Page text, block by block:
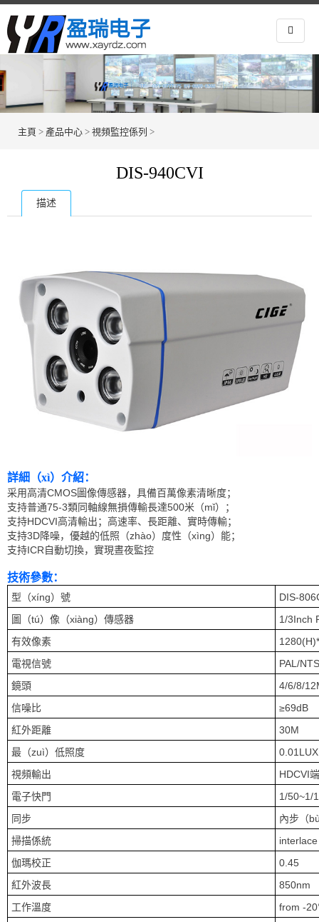
主頁 > 產品中心 > 視頻監控係列 >
DIS-940CVI
描述
詳細（xì）介紹：
采用高清CMOS圖像傳感器，具備百萬像素清晰度；
支持普通75-3類同軸線無損傳輸長達500米（mǐ）；
支持HDCVI高清輸出；高速率、長距離、實時傳輸；
支持3D降噪，優越的低照（zhào）度性（xìng）能；
支持ICR自動切換，實現晝夜監控
技術參數：
型（xíng）號
DIS-
圖（tú）像（xiàng）傳感器
1/3Inch
有效像素
電視信號
PAL/
鏡頭
4/6/8/
信噪比
≥69dB
紅外距離
30M
最（zuì）低照度
0.01LUX
視頻輸出
HDCVI
電子快門
1/50~1/
同步
內步（
掃描係統
interlace
伽瑪校正
0.45
紅外波長
850nm
工作溫度
from -